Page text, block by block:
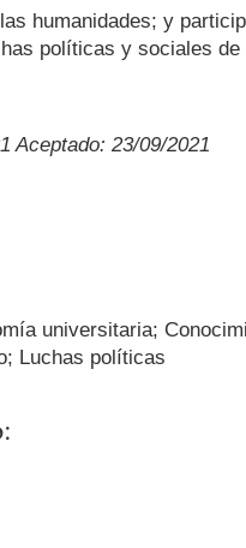
humanidades; y
políticas y sociales
Aceptado: 23/09/2021
universitaria;
Luchas políticas